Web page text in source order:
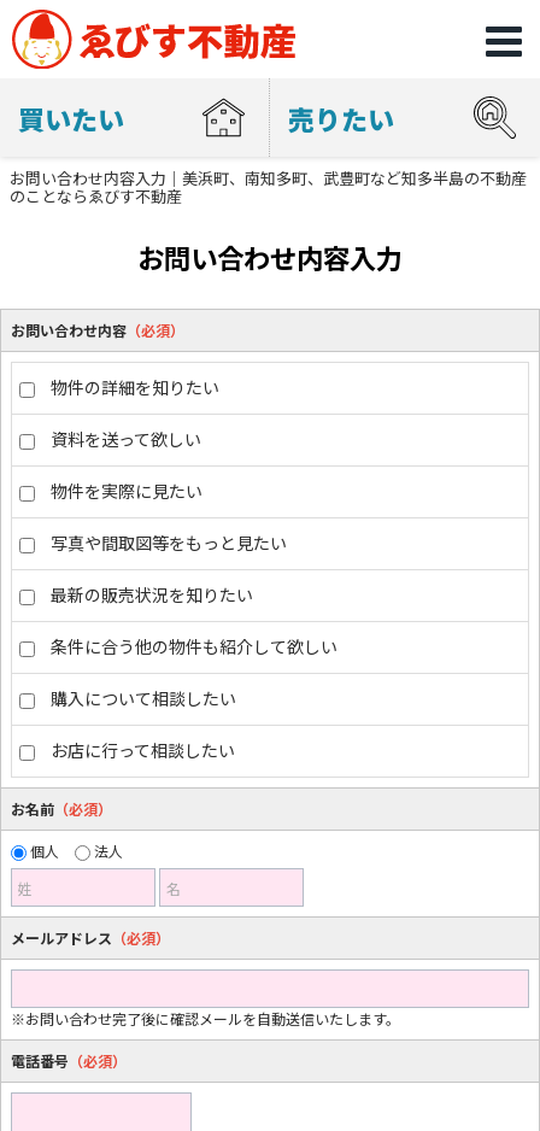
買いたい 売りたい
お問い合わせ内容入力｜美浜町、南知多町、武豊町など知多半島の不動産
のことならゑびす不動産
お問い合わせ内容入力
お問い合わせ内容 （必須）
物件の詳細を知りたい
資料を送って欲しい
物件を実際に見たい
写真や間取図等をもっと見たい
最新の販売状況を知りたい
条件に合う他の物件も紹介して欲しい
購入について相談したい
お店に行って相談したい
お名前 （必須）
個人
法人
姓
名
メールアドレス （必須）
※お問い合わせ完了後に確認メールを自動送信いたします。
電話番号 （必須）